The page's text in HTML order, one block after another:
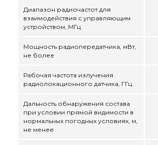
Диапазон радиочастот для
взаимодействия с управляющим
устройством, МГц
Мощность радиопередатчика, мВт,
не более
Рабочая частота излучения
радиолокационного датчика, ГГц
Дальность обнаружения состава
при условии прямой видимости в
нормальных погодных условиях, м,
не менее